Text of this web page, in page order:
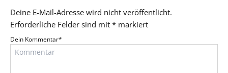
Deine E-Mail-Adresse wird nicht veröffentlicht.
Erforderliche Felder sind mit * markiert
Dein Kommentar*